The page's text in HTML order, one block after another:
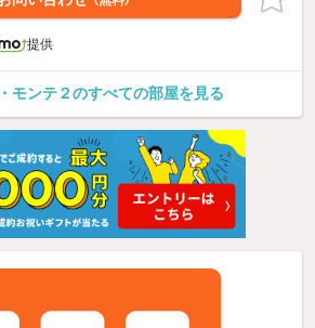
提供
モンテ２のすべての部屋を見る